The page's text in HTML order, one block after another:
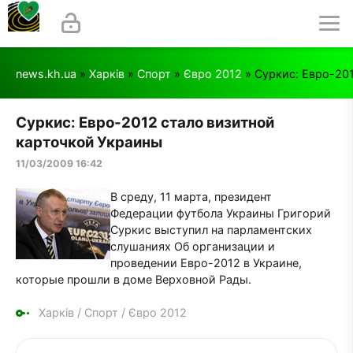
news.kh.ua » Харків » Спорт » Євро 2012 » Суркис: Евро-
Суркис: Евро-2012 стало визитной
карточкой Украины
11/03/2009 16:42
В среду, 11 марта, президент
Федерации футбола Украины Григорий
Суркис выступил на парламентских
слушаниях Об организации и
проведении Евро-2012 в Украине,
которые прошли в доме Верховной Рады.
Харків / Спорт / Євро 2012